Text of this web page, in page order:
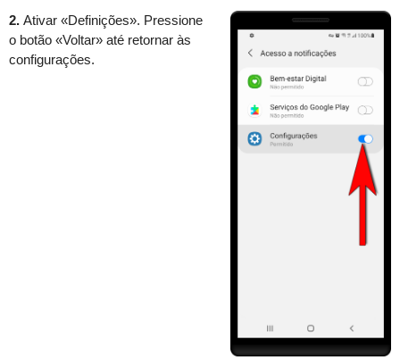
2. Ativar «Definições». Pressione
o botão «Voltar» até retornar às
configurações.